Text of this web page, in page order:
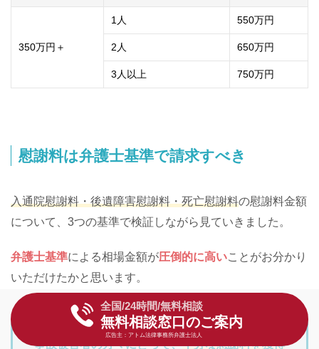
350万円＋
1人 550万円
2人 650万円
3人以上 750万円
慰謝料は弁護士基準で請求すべき
入通院慰謝料・後遺障害慰謝料・死亡慰謝料の慰謝料金額
について、3つの基準で検証しながら見ていきました。
弁護士基準による相場金額が圧倒的に高いことがお分かり
いただけたかと思います。
事故被害者の方々にとって、十分な慰謝料を獲得
全国/24時間/無料相談
無料相談窓口のご案内
広告主：アトム法律事務所弁護士法人